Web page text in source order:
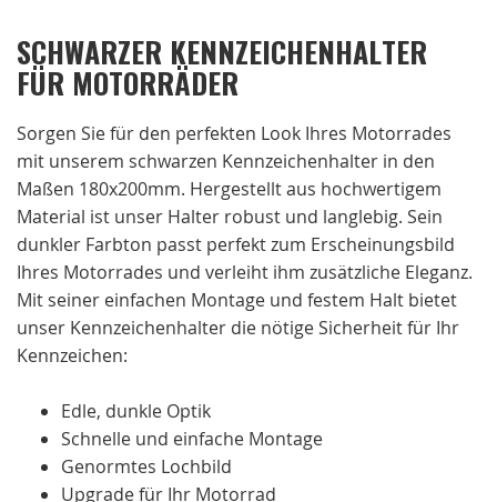
SCHWARZER KENNZEICHENHALTER
FÜR MOTORRÄDER
Sorgen Sie für den perfekten Look Ihres Motorrades
mit unserem schwarzen Kennzeichenhalter in den
Maßen 180x200mm. Hergestellt aus hochwertigem
Material ist unser Halter robust und langlebig. Sein
dunkler Farbton passt perfekt zum Erscheinungsbild
Ihres Motorrades und verleiht ihm zusätzliche Eleganz.
Mit seiner einfachen Montage und festem Halt bietet
unser Kennzeichenhalter die nötige Sicherheit für Ihr
Kennzeichen:
Edle, dunkle Optik
Schnelle und einfache Montage
Genormtes Lochbild
Upgrade für Ihr Motorrad